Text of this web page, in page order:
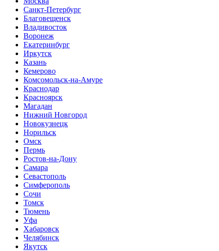
Санкт-Петербург
Благовещенск
Владивосток
Воронеж
Екатеринбург
Иркутск
Казань
Кемерово
Комсомольск-на-Амуре
Краснодар
Красноярск
Магадан
Нижний Новгород
Новокузнецк
Норильск
Омск
Пермь
Ростов-на-Дону
Самара
Севастополь
Симферополь
Сочи
Томск
Тюмень
Уфа
Хабаровск
Челябинск
Якутск